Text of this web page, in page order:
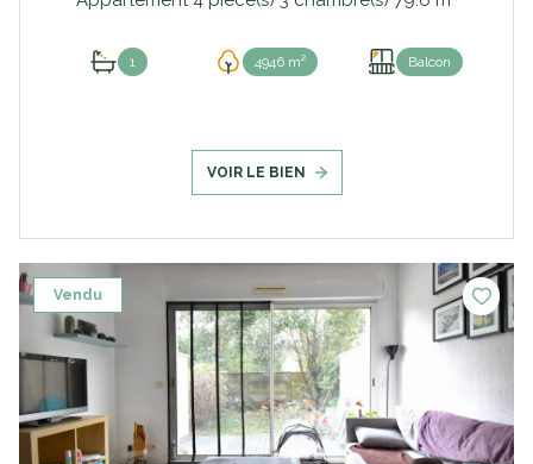
1 4946 m² Balcon
VOIR LE BIEN
Vendu